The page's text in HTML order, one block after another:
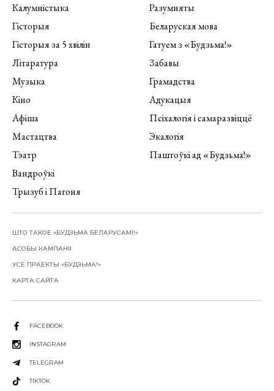
Калумністыка
Гісторыя
Гісторыя за 5 хвілін
Літаратура
Музыка
Кіно
Афіша
Мастацтва
Тэатр
Вандроўкі
Трызуб і Пагоня
Разумняты
Беларуская мова
Гатуем з «Будзьма!»
Забавы
Грамадства
Адукацыя
Псіхалогія і самаразвіццё
Экалогія
Паштоўкі ад «Будзьма!»
ШТО ТАКОЕ «БУДЗЬМА БЕЛАРУСАМІ!»
АСОБЫ КАМПАНІІ
УСЕ ПРАЕКТЫ «БУДЗЬМА!»
КАРТА САЙТА
FACEBOOK
INSTAGRAM
TELEGRAM
TIKTOK